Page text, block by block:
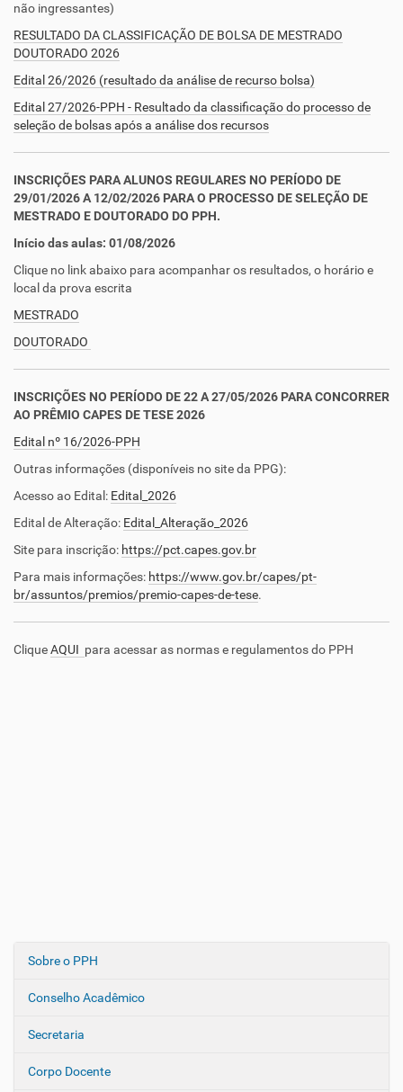
N
e
a
Sobre o PPH
Conselho Acadêmico
Secretaria
Corpo Docente
não ingressantes)
RESULTADO DA CLASSIFICAÇÃO DE BOLSA DE MESTRADO
DOUTORADO 2026
Edital 26/2026 (resultado da análise de recurso bolsa)
Edital 27/2026-PPH - Resultado da classificação do processo de
seleção de bolsas após a análise dos recursos
INSCRIÇÕES PARA ALUNOS REGULARES NO PERÍODO DE
29/01/2026 A 12/02/2026 PARA O PROCESSO DE SELEÇÃO DE
MESTRADO E DOUTORADO DO PPH.
Início das aulas: 01/08/2026
Clique no link abaixo para acompanhar os resultados, o horário e
local da prova escrita
MESTRADO
DOUTORADO
INSCRIÇÕES NO PERÍODO DE 22 A 27/05/2026 PARA CONCORRER
AO PRÊMIO CAPES DE TESE 2026
Edital nº 16/2026-PPH
Outras informações (disponíveis no site da PPG):
Acesso ao Edital: Edital_2026
Edital de Alteração: Edital_Alteração_2026
Site para inscrição: https://pct.capes.gov.br
Para mais informações: https://www.gov.br/capes/pt-
br/assuntos/premios/premio-capes-de-tese.
CliqueAQUI para acessar as normas e regulamentos do PPH